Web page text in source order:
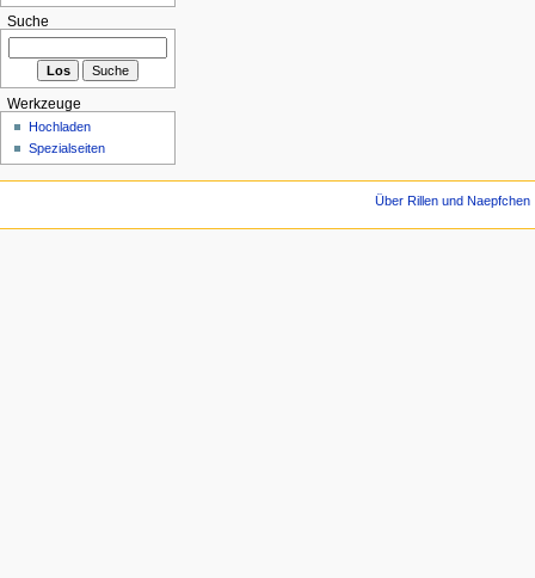
Suche
Werkzeuge
Hochladen
Spezialseiten
Über Rillen und Naepfchen